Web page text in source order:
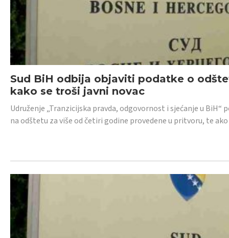
Sud BiH odbija objaviti podatke o
kako se troši javni novac
Udruženje „Tranzicijska pravda, odgovornost i sjećanje u
na odštetu za više od četiri godine provedene u pritvoru, te